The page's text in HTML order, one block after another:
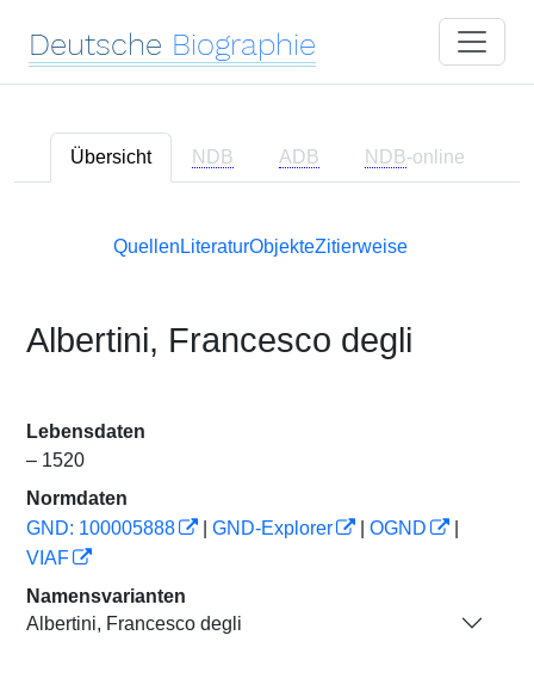
Deutsche Biographie
Übersicht NDB ADB NDB-online
Quellen LiteraturObjekteZitierweise
Albertini, Francesco degli
Lebensdaten
– 1520
Normdaten
GND: 100005888
GND-Explorer OGND
VIAF
Namensvarianten
Albertini, Francesco degli